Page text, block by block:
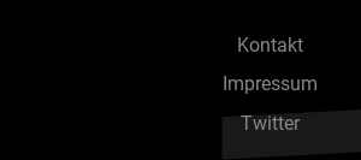
Kontakt
Impressum
Twitter